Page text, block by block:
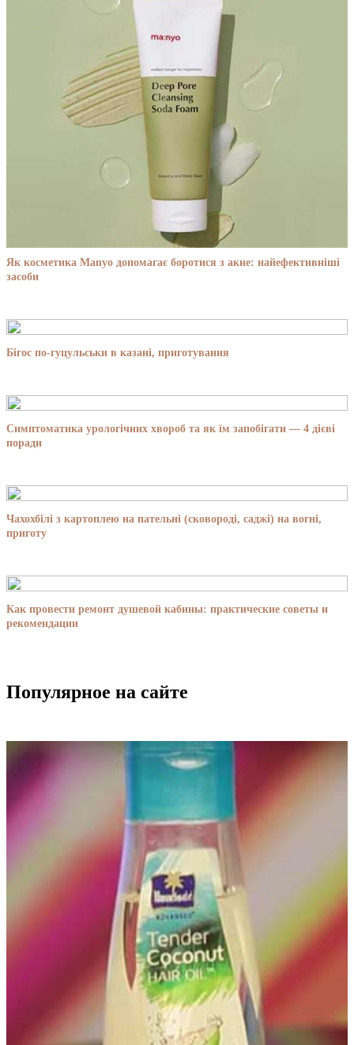
Як косметика Manyo допомагає боротися з акне: найефективніші
засоби
Бігос по-гуцульськи в казані, приготування
Симптоматика урологічних хвороб та як їм запобігати — 4 дієві
поради
Чахохбілі з картоплею на пательні (сковороді, саджі) на вогні,
приготу
Как провести ремонт душевой кабины: практические советы и
рекомендации
Популярное на сайте